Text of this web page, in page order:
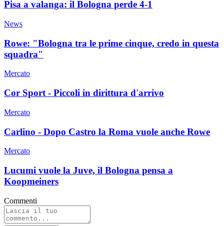
Pisa a valanga: il Bologna perde 4-1
News
Rowe: "Bologna tra le prime cinque, credo in questa
squadra"
Mercato
Cor Sport - Piccoli in dirittura d'arrivo
Mercato
Carlino - Dopo Castro la Roma vuole anche Rowe
Mercato
Lucumi vuole la Juve, il Bologna pensa a
Koopmeiners
Commenti